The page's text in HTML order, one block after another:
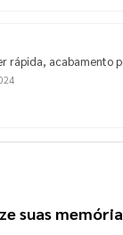
rápida, acabamento
suas